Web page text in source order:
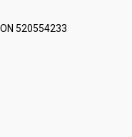
520554233